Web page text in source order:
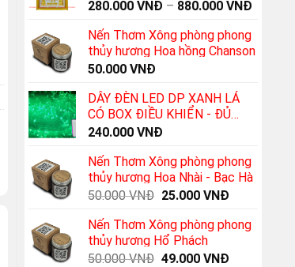
280.000 VNĐ – 880.000 VNĐ
Nến Thơm Xông phòng phong
thủy hương Hoa hồng Chanson
50.000 VNĐ
DÂY ĐÈN LED DP XANH LÁ
CÓ BOX ĐIỀU KHIỂN - ĐỦ
100M
240.000 VNĐ
Nến Thơm Xông phòng phong
thủy hương Hoa Nhài - Bạc Hà
50.000VNĐ Original
was:
50.000 VNĐ.
25.000 VNĐCurrent
is:
Nến Thơm Xông phòng phong
thủy hương Hổ Phách
50.000VNĐ Original
49.000 VNĐCurrent